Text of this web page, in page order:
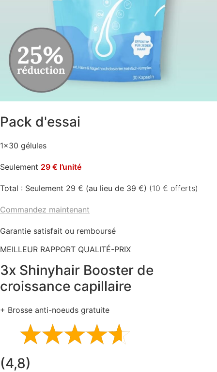
Pack d'essai
1×30 gélules
Seulement 29 € l’unité
Total : Seulement 29 € (au lieu de 39 €) (10 € offerts)
Commandez maintenant
Garantie satisfait ou remboursé
MEILLEUR RAPPORT QUALITÉ-PRIX
3x Shinyhair Booster de
croissance capillaire
+ Brosse anti-noeuds gratuite
(4,8)